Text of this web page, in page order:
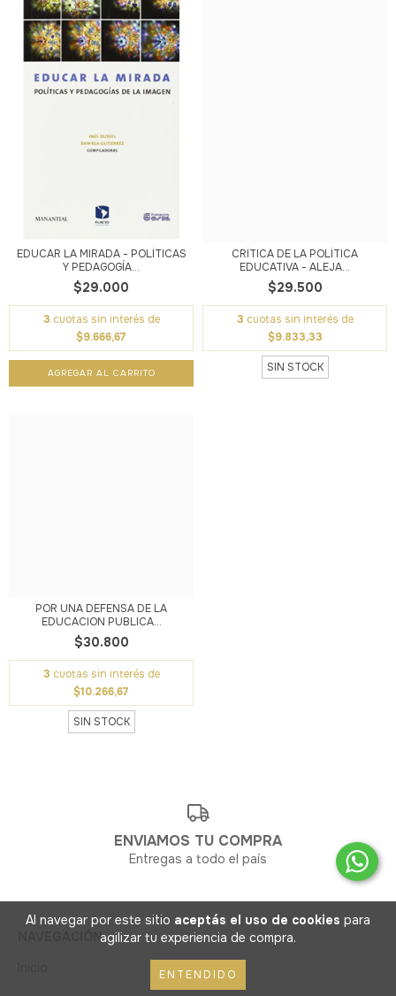
Al navegar por este sitio aceptás el uso de cookies para
agilizar tu experiencia de compra.
ENTENDIDO
EDUCAR LA MIRADA - POLÍTICAS
Y PEDAGOGÍA...
$29.000
3 cuotas sin interés de
$9.666,67
CRÍTICA DE LA POLÍTICA
EDUCATIVA - ALEJA...
$29.500
3 cuotas sin interés de
$9.833,33
SIN STOCK
POR UNA DEFENSA DE LA
EDUCACION PUBLICA...
$30.800
3 cuotas sin interés de
$10.266,67
SIN STOCK
ENVIAMOS TU COMPRA
Entregas a todo el país
NAVEGACIÓN
Libros